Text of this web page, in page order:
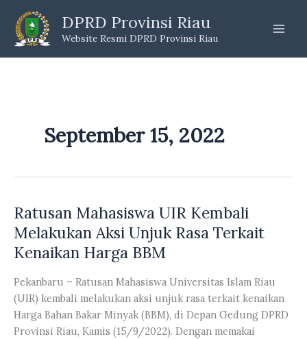
content
DPRD Provinsi Riau
Website Resmi DPRD Provinsi Riau
September 15, 2022
Ratusan Mahasiswa UIR Kembali
Melakukan Aksi Unjuk Rasa Terkait
Kenaikan Harga BBM
Pekanbaru – Ratusan Mahasiswa Universitas Islam Riau
(UIR) kembali melakukan aksi unjuk rasa terkait kenaikan
Harga Bahan Bakar Minyak (BBM), di Depan Gedung DPRD
Provinsi Riau, Kamis (15/9/2022). Dengan memakai